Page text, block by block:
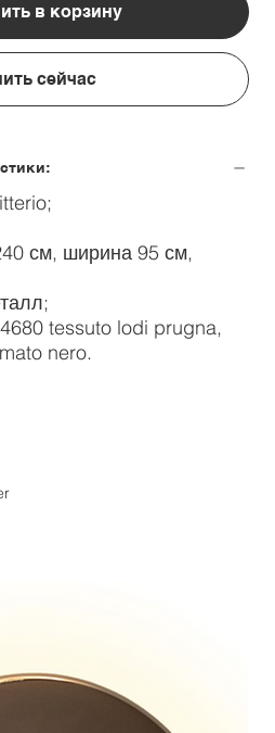
в корзину
сейчас
см, ширина 95 см,
tessuto lodi prugna,
nero.